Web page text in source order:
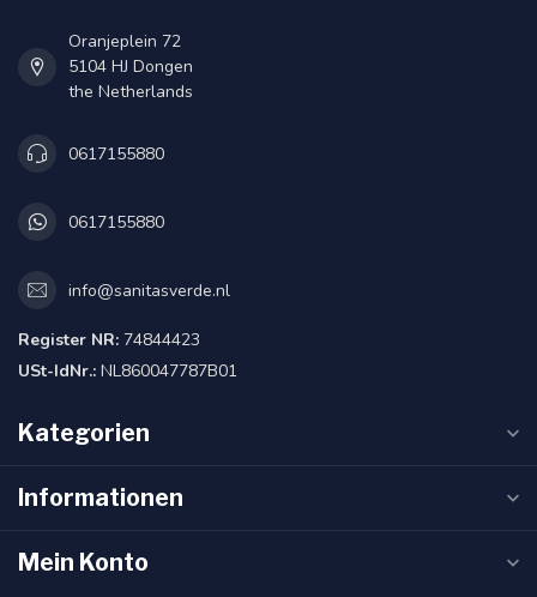
Oranjeplein 72
5104 HJ Dongen
the Netherlands
0617155880
0617155880
info@sanitasverde.nl
Register NR: 74844423
USt-IdNr.: NL860047787B01
Kategorien
Informationen
Mein Konto